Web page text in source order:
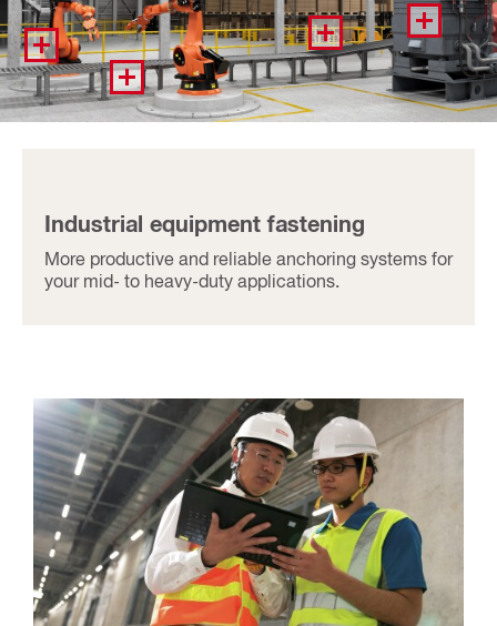
Industrial equipment fastening
More productive and reliable anchoring systems for
your mid- to heavy-duty applications.